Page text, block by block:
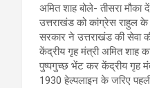
अमित शाह बोले- तीसरा मौका दें
उत्तराखंड को कांग्रेस राहुल
सरकार ने उत्तराखंड की सेवा
केंद्रीय गृह मंत्री अमित शाह
पुष्पगुच्छ भेंट कर केंद्रीय गृह
1930 हेल्पलाइन के जरिए